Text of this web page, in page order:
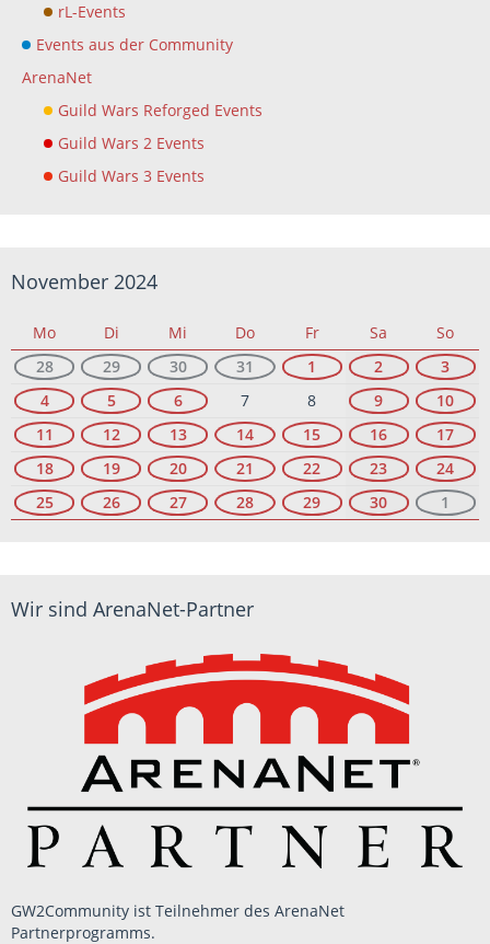
rL-Events
Events aus der Community
ArenaNet
Guild Wars Reforged Events
Guild Wars 2 Events
Guild Wars 3 Events
November 2024
Mo Di Mi Do Fr Sa
So
28
29 30 31 1 2
3
4
5 6 7 8 9
10
11
12 13 14 15 16
17
18
19 20 21 22 23
24
25
26 27 28 29 30 1
Wir sind ArenaNet-Partner
GW2Community ist Teilnehmer des ArenaNet
Partnerprogramms.